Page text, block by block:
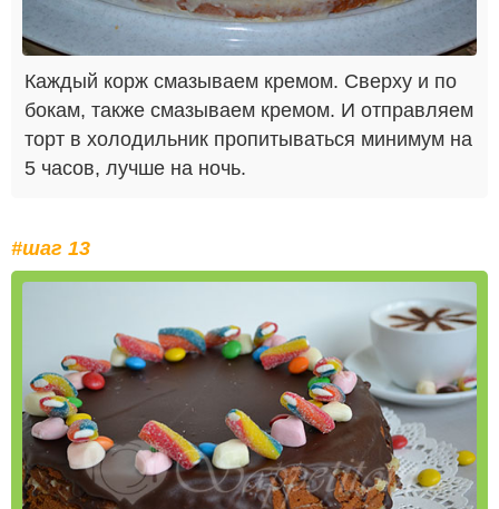
Каждый корж смазываем кремом. Сверху и по
бокам, также смазываем кремом. И отправляем
торт в холодильник пропитываться минимум на
5 часов, лучше на ночь.
#шаг 13